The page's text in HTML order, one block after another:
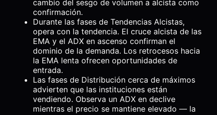
cambio del sesgo de volumen a alcista como
confirmación.
Durante las fases de Tendencias Alcistas,
opera con la tendencia. El cruce alcista de las
EMA y el ADX en ascenso confirman el
dominio de la demanda. Los retrocesos hacia
la EMA lenta ofrecen oportunidades de
entrada.
Las fases de Distribución cerca de máximos
advierten que las instituciones están
vendiendo. Observa un ADX en declive
mientras el precio se mantiene elevado — la